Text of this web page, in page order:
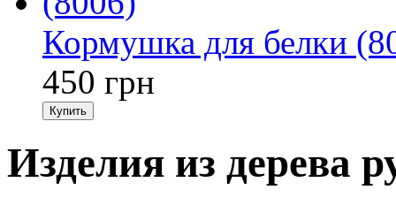
Кормушка для белки
450 грн
Купить
Изделия из дерева